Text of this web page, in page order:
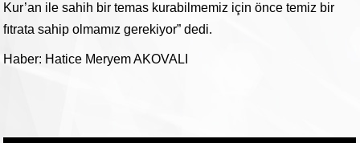
Kur’an ile sahih bir temas kurabilmemiz için önce temiz bir
fıtrata sahip olmamız gerekiyor” dedi.
Haber: Hatice Meryem AKOVALI